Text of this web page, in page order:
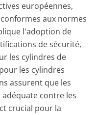
européennes,
aux normes
l'adoption de
de sécurité,
les cylindres de
les cylindres
assurent que les
contre les
crucial pour la